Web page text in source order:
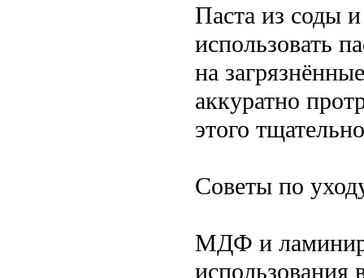
Паста из соды
использовать
на
аккуратно
этого
Советы по
МДФ и
использования